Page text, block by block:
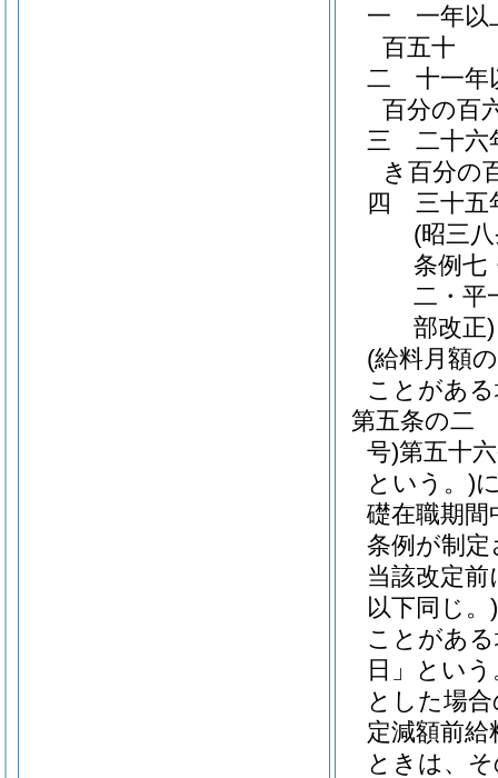
一
一年以
百五十
二
十一年
百分の百
三
二十六
き百分の
四
三十五
(昭三
条例七
二・平
部改正)
(給料月額
ことがあ
第五条の二
号)第五十
という。)
礎在職期間
条例が制
当該改定
以下同じ。)
ことがあ
日」という
とした場
定減額前
ときは、